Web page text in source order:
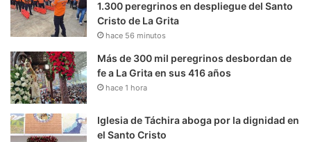
1.300 peregrinos en despliegue del Santo
Cristo de La Grita
hace 56 minutos
Más de 300 mil peregrinos desbordan de
fe a La Grita en sus 416 años
hace 1 hora
Iglesia de Táchira aboga por la dignidad en
el Santo Cristo